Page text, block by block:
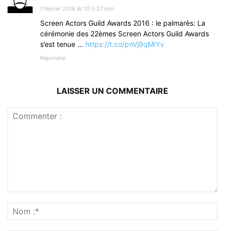
1 février 2016 At 10 h 27 min
Screen Actors Guild Awards 2016 : le palmarès: La
cérémonie des 22èmes Screen Actors Guild Awards
s’est tenue … https://t.co/pnVj9qMIYv
Répondre
LAISSER UN COMMENTAIRE